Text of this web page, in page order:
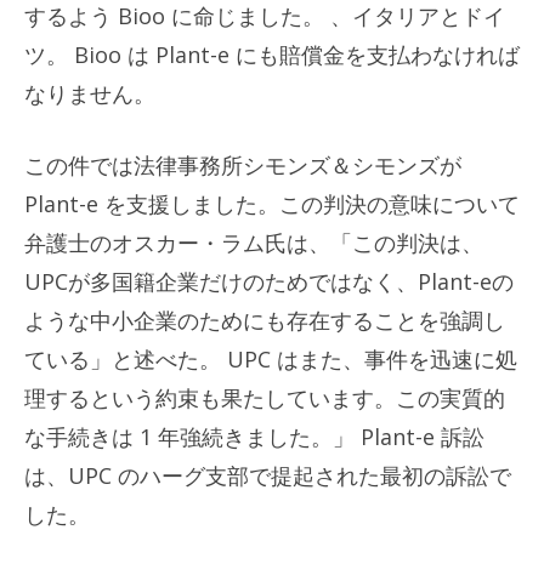
するよう Bioo に命じました。 、イタリアとドイ
ツ。 Bioo は Plant-e にも賠償金を支払わなければ
なりません。
この件では法律事務所シモンズ＆シモンズが
Plant-e を支援しました。この判決の意味について
弁護士のオスカー・ラム氏は、「この判決は、
UPCが多国籍企業だけのためではなく、Plant-eの
ような中小企業のためにも存在することを強調し
ている」と述べた。 UPC はまた、事件を迅速に処
理するという約束も果たしています。この実質的
な手続きは 1 年強続きました。」 Plant-e 訴訟
は、UPC のハーグ支部で提起された最初の訴訟で
した。